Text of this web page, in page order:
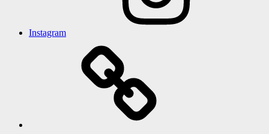
Instagram